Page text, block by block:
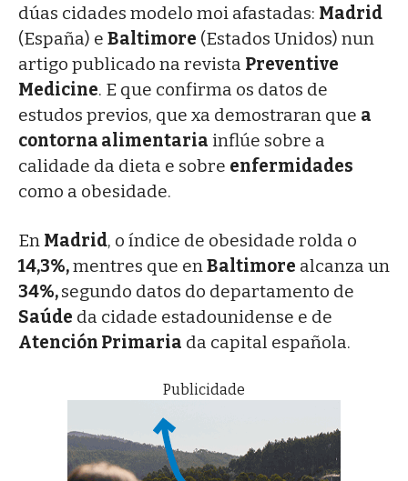
dúas cidades modelo moi afastadas: Madrid
(España) e Baltimore (Estados Unidos) nun
artigo publicado na revista Preventive
Medicine. E que confirma os datos de
estudos previos, que xa demostraran que a
contorna alimentaria inflúe sobre a
calidade da dieta e sobre enfermidades
como a obesidade.
En Madrid, o índice de obesidade rolda o
14,3%,mentres que enBaltimore alcanza un
34%,segundo datos do departamento de
Saúde da cidade estadounidense e de
Atención Primaria da capital española.
Publicidade